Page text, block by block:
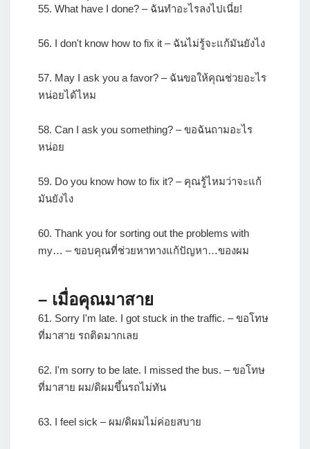
55. What have I done? – ฉันทำอะไรลงไปเนี่ย!
56. I don't know how to fix it – ฉันไม่รู้จะแก้มันยังไง
57. May I ask you a favor? – ฉันขอให้คุณช่วยอะไร
หน่อยได้ไหม
58. Can I ask you something? – ขอฉันถามอะไร
หน่อย
59. Do you know how to fix it? – คุณรู้ไหมว่าจะแก้
มันยังไง
60. Thank you for sorting out the problems with
my… – ขอบคุณที่ช่วยหาทางแก้ปัญหา…ของผม
– เมื่อคุณมาสาย
61. Sorry I'm late. I got stuck in the traffic. – ขอโทษ
ที่มาสาย รถติดมากเลย
62. I'm sorry to be late. I missed the bus. – ขอโทษ
ที่มาสาย ผม/ดิผมขึ้นรถไม่ทัน
63. I feel sick – ผม/ดิผมไม่ค่อยสบาย